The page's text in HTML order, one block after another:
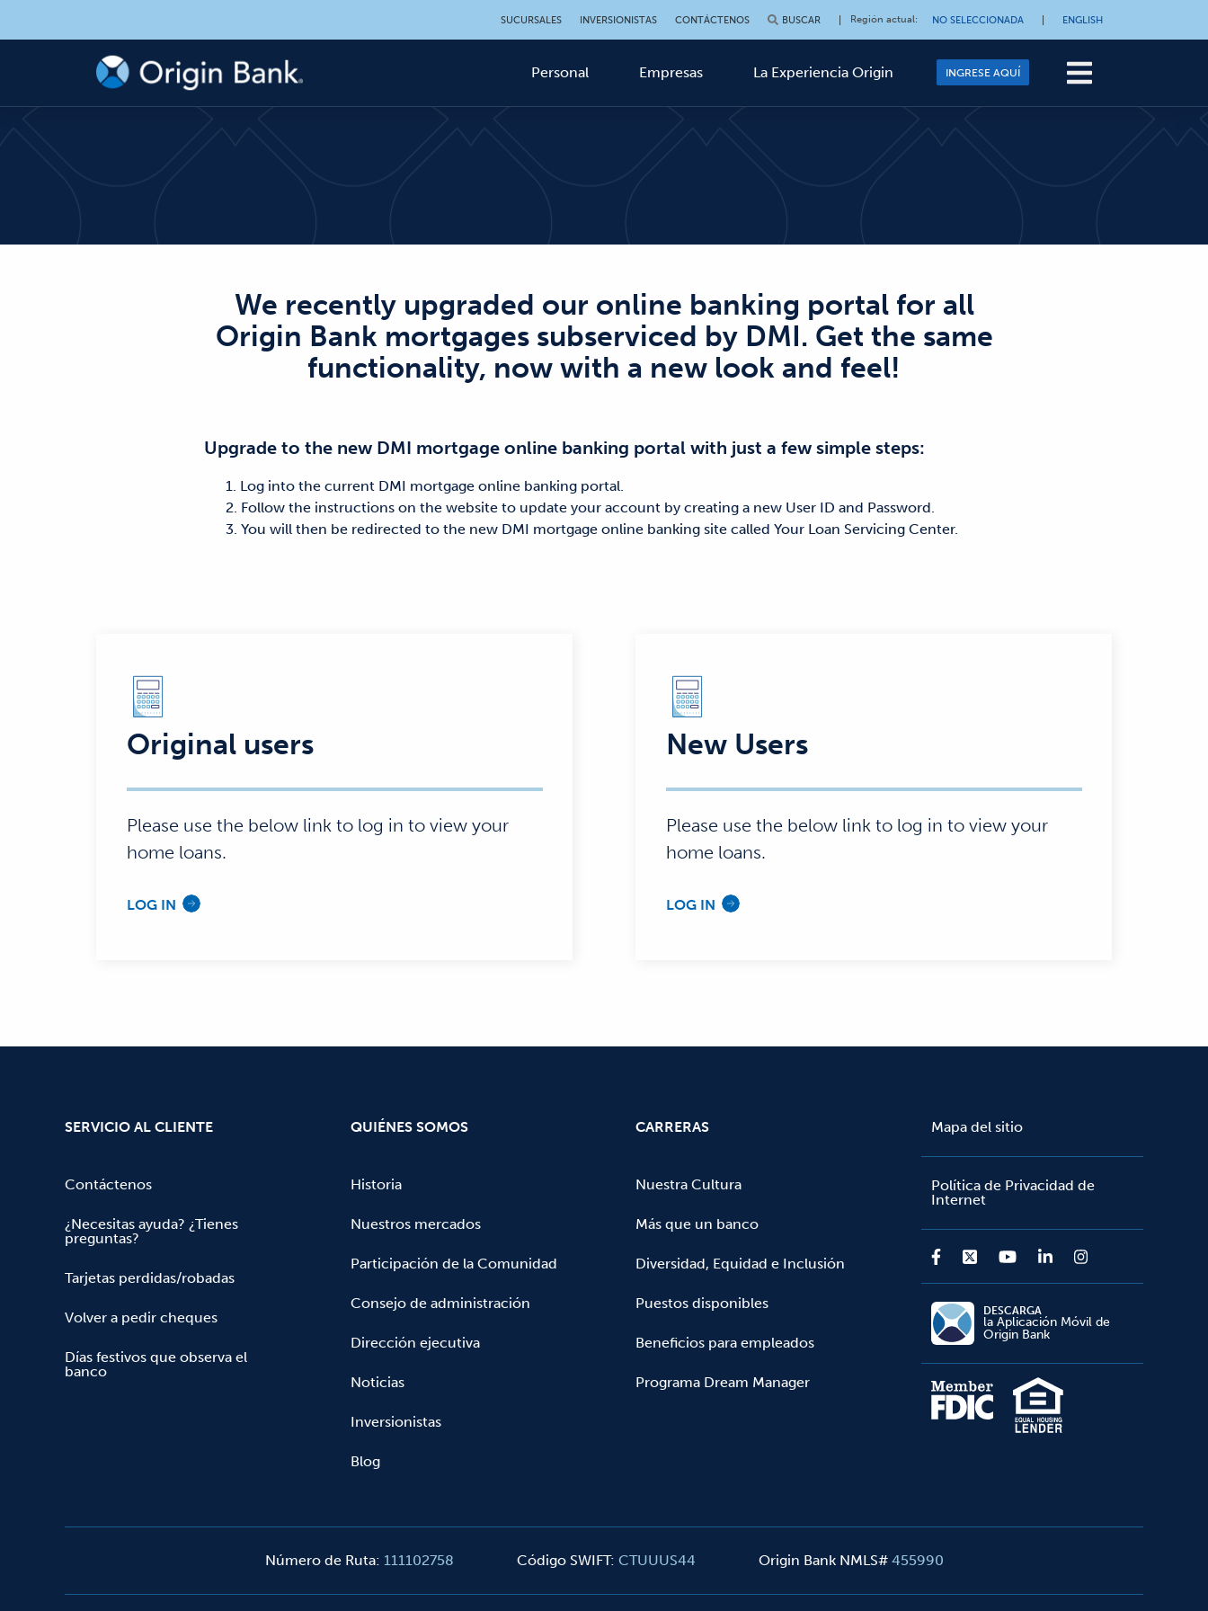
SUCURSALES INVERSIONISTAS CONTÁCTENOS BUSCAR Región actual: NO SELECCIONADA ENGLISH
Personal Empresas La Experiencia Origin INGRESE AQUÍ
We recently upgraded our online banking portal for all
Origin Bank mortgages subserviced by DMI. Get the same
functionality, now with a new look and feel!
Upgrade to the new DMI mortgage online banking portal with just a few simple steps:
1. Log into the current DMI mortgage online banking portal.
2. Follow the instructions on the website to update your account by creating a new User ID and Password.
3. You will then be redirected to the new DMI mortgage online banking site called Your Loan Servicing Center.
Original users
Please use the below link to log in to view your
home loans.
LOG IN
New Users
Please use the below link to log in to view your
home loans.
LOG IN
SERVICIO AL CLIENTE
Contáctenos
¿Necesitas ayuda? ¿Tienes
preguntas?
Tarjetas perdidas/robadas
Volver a pedir cheques
Días festivos que observa el
banco
QUIÉNES SOMOS
Historia
Nuestros mercados
Participación de la Comunidad
Consejo de administración
Dirección ejecutiva
Noticias
Inversionistas
Blog
CARRERAS
Nuestra Cultura
Más que un banco
Diversidad, Equidad e Inclusión
Puestos disponibles
Beneficios para empleados
Programa Dream Manager
Mapa del sitio
Política de Privacidad de
Internet
DESCARGA
la Aplicación Móvil de
Origin Bank
Número de Ruta: 111102758 Código SWIFT: CTUUUS44 Origin Bank NMLS# 455990